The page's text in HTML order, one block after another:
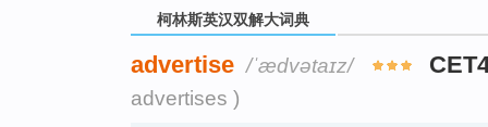
柯林斯英汉双解大词典
advertise /ˈædvətaɪz/
advertises )